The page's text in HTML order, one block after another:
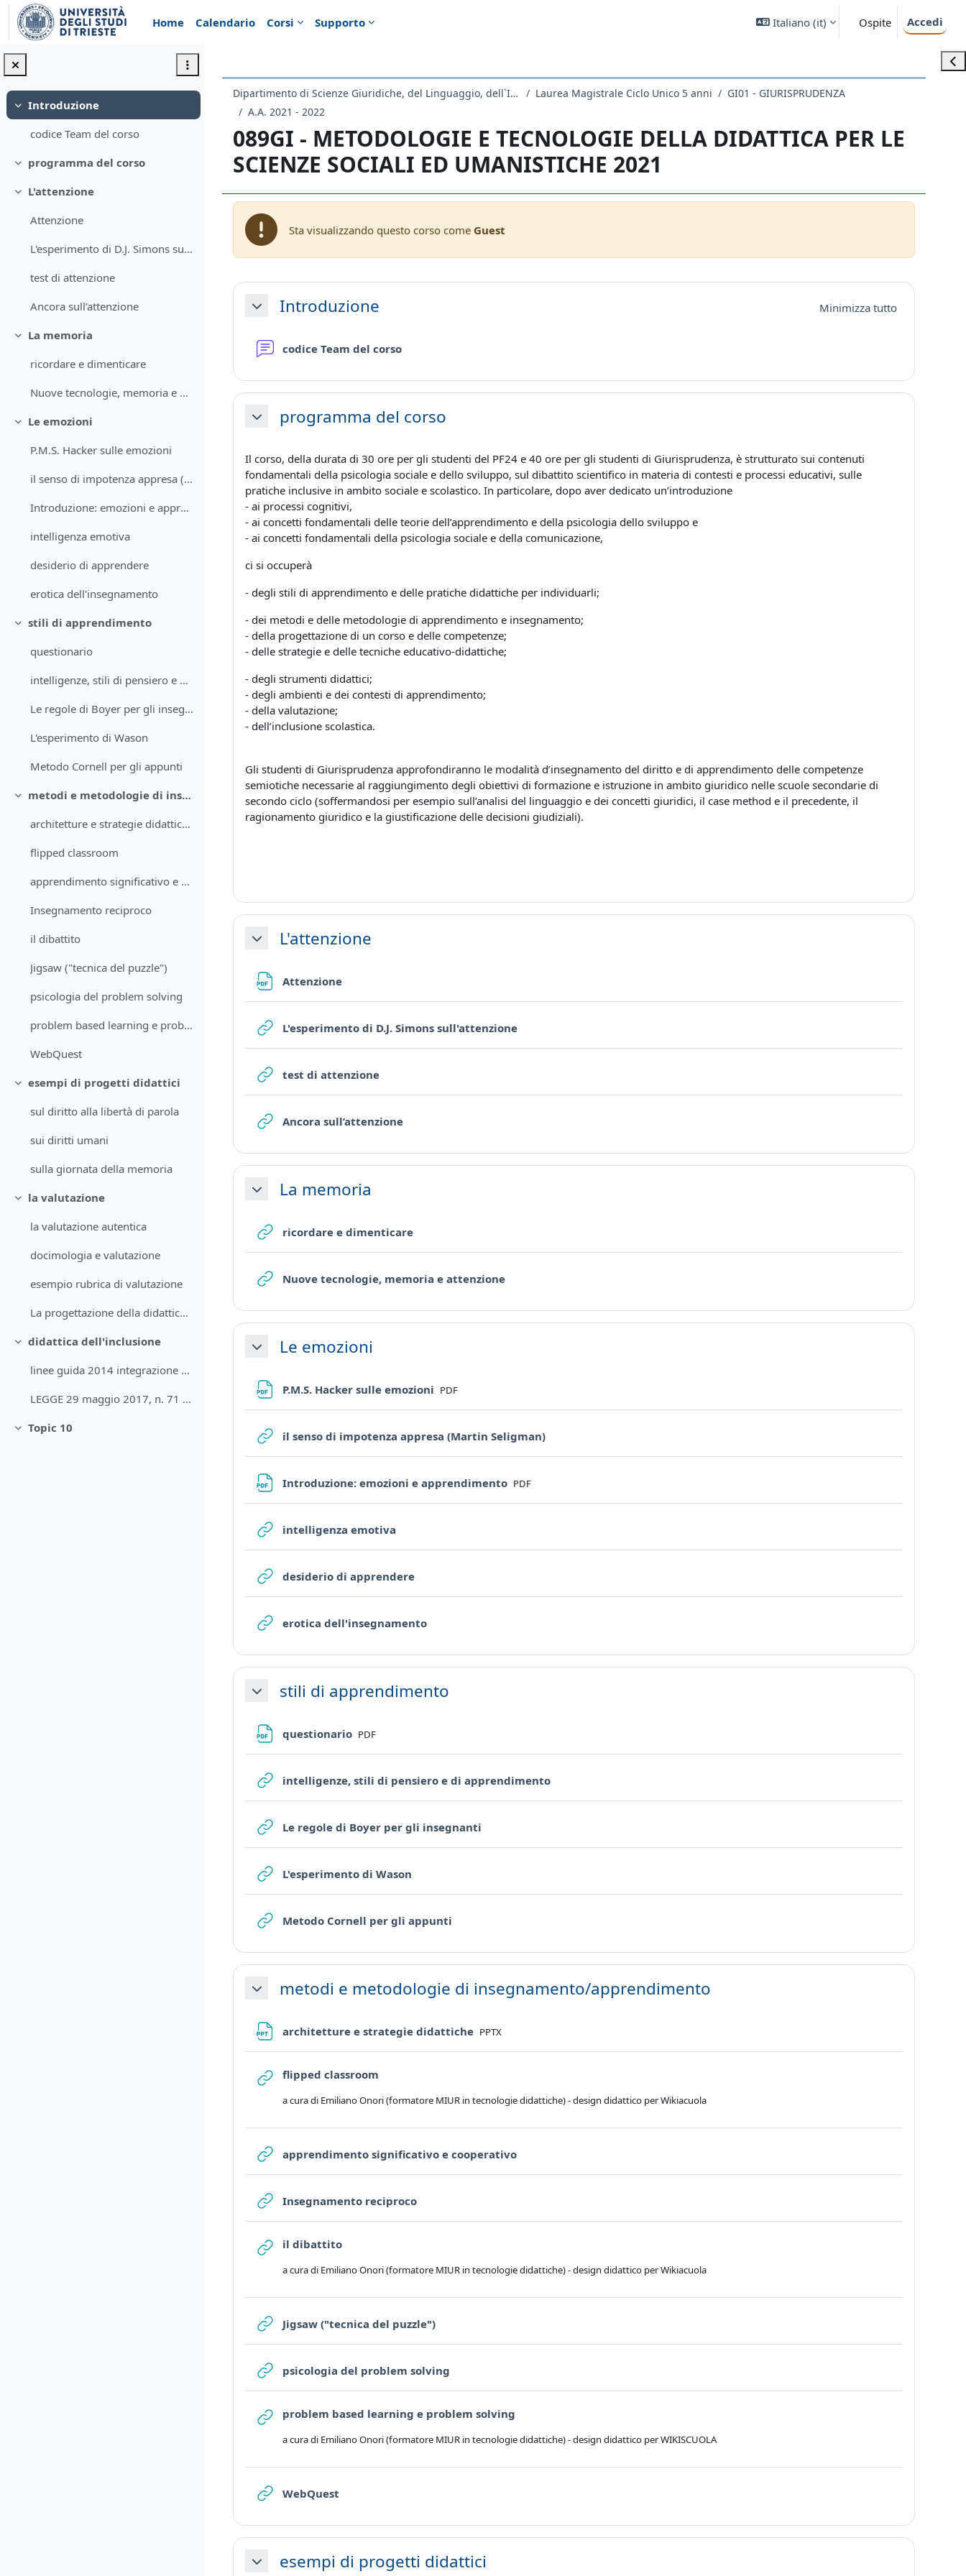
Vai al contenuto principale
Home
Calendario Corsi Supporto Italiano ‎(it)‎ Ospite Accedi
Minimizza
Introduzione
codice Team del corso
Minimizza
programma del corso
Minimizza
L'attenzione
Attenzione
L'esperimento di D.J. Simons sull'attenzione
test di attenzione
Ancora sull’attenzione
Minimizza
La memoria
ricordare e dimenticare
Nuove tecnologie, memoria e attenzione
Minimizza
Le emozioni
P.M.S. Hacker sulle emozioni
il senso di impotenza appresa (Martin Seligman)
Introduzione: emozioni e apprendimento
intelligenza emotiva
desiderio di apprendere
erotica dell'insegnamento
Minimizza
stili di apprendimento
questionario
intelligenze, stili di pensiero e di apprendimento
Le regole di Boyer per gli insegnanti
L'esperimento di Wason
Metodo Cornell per gli appunti
Minimizza
metodi e metodologie di insegnamento/apprendimento
architetture e strategie didattiche
flipped classroom
apprendimento significativo e cooperativo
Insegnamento reciproco
il dibattito
Jigsaw ("tecnica del puzzle")
psicologia del problem solving
problem based learning e problem solving
WebQuest
Minimizza
esempi di progetti didattici
sul diritto alla libertà di parola
sui diritti umani
sulla giornata della memoria
Minimizza
la valutazione
la valutazione autentica
docimologia e valutazione
esempio rubrica di valutazione
La progettazione della didattica universitaria per risultati di apprendimento
Minimizza
didattica dell'inclusione
linee guida 2014 integrazione alunni stranieri
LEGGE 29 maggio 2017, n. 71 (contro cyberbullismo)
Minimizza
Topic 10
Dipartimento di Scienze Giuridiche, del Linguaggio, dell`Interpretazione e della Traduzione Laurea Magistrale Ciclo Unico 5 anni
GI01 - GIURISPRUDENZA
A.A. 2021 - 2022
089GI - METODOLOGIE E TECNOLOGIE DELLA DIDATTICA PER LE
SCIENZE SOCIALI ED UMANISTICHE 2021
Sta visualizzando questo corso come Guest
Schema della sezione
MinimizzaIntroduzione Minimizza tutto
codice Team del corso
Minimizzaprogramma del corso
Il corso, della durata di 30 ore per gli studenti del PF24 e 40 ore per gli studenti di Giurisprudenza, è strutturato sui contenuti
fondamentali della psicologia sociale e dello sviluppo, sul dibattito scientifico in materia di contesti e processi educativi, sulle
pratiche inclusive in ambito sociale e scolastico. In particolare, dopo aver dedicato un’introduzione
- ai processi cognitivi,
- ai concetti fondamentali delle teorie dell’apprendimento e della psicologia dello sviluppo e
- ai concetti fondamentali della psicologia sociale e della comunicazione,
ci si occuperà
- degli stili di apprendimento e delle pratiche didattiche per individuarli;
- dei metodi e delle metodologie di apprendimento e insegnamento;
- della progettazione di un corso e delle competenze;
- delle strategie e delle tecniche educativo-didattiche;
- degli strumenti didattici;
- degli ambienti e dei contesti di apprendimento;
- della valutazione;
- dell’inclusione scolastica.
Gli studenti di Giurisprudenza approfondiranno le modalità d’insegnamento del diritto e di apprendimento delle competenze
semiotiche necessarie al raggiungimento degli obiettivi di formazione e istruzione in ambito giuridico nelle scuole secondarie di
secondo ciclo (soffermandosi per esempio sull’analisi del linguaggio e dei concetti giuridici, il case method e il precedente, il
ragionamento giuridico e la giustificazione delle decisioni giudiziali).
MinimizzaL'attenzione
AttenzioneURL
L'esperimento di D.J. Simons sull'attenzioneURL
test di attenzioneURL
Ancora sull’attenzioneURL
MinimizzaLa memoria
ricordare e dimenticareURL
Nuove tecnologie, memoria e attenzioneURL
MinimizzaLe emozioni
P.M.S. Hacker sulle emozioni File
PDF
il senso di impotenza appresa (Martin Seligman)URL
Introduzione: emozioni e apprendimento File
PDF
intelligenza emotiva
desiderio di apprendereURL
erotica dell'insegnamentoURL
Minimizzastili di apprendimento
questionario File
PDF
intelligenze, stili di pensiero e di apprendimentoURL
Le regole di Boyer per gli insegnanti
L'esperimento di Wason
Metodo Cornell per gli appunti
Minimizzametodi e metodologie di insegnamento/apprendimento
architetture e strategie didattiche File
PPTX
flipped classroom
a cura di Emiliano Onori (formatore MIUR in tecnologie didattiche) - design didattico per Wikiacuola
apprendimento significativo e cooperativoURL
Insegnamento reciprocoURL
il dibattitoURL
a cura di Emiliano Onori (formatore MIUR in tecnologie didattiche) - design didattico per Wikiacuola
Jigsaw ("tecnica del puzzle")URL
psicologia del problem solving
problem based learning e problem solving
a cura di Emiliano Onori (formatore MIUR in tecnologie didattiche) - design didattico per WIKISCUOLA
WebQuest
Minimizzaesempi di progetti didattici